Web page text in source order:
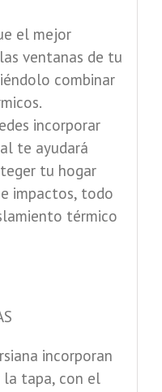
el mejor
ventanas de tu
combinar
incorporar
te ayudará
tu hogar
impactos, todo
térmico
incorporan
la tapa, con el